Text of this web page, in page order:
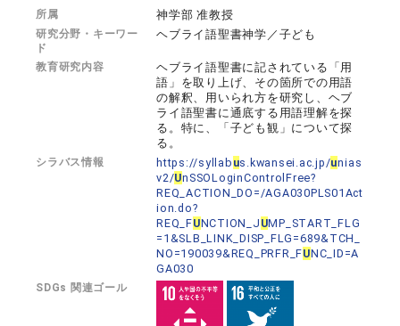
所属 神学部 准教授
研究分野・キーワー
ド
ヘブライ語聖書神学／子ども
教育研究内容
ヘブライ語聖書に記されている「用
語」を取り上げ、その箇所での用語
の解釈、用いられ方を研究し、ヘブ
ライ語聖書に通底する用語理解を探
る。特に、「子ども観」について探
る。
シラバス情報 https://syllab us.kwansei.ac.jp/unias
v2/UnSSOLoginControlFree?
REQ_ACTION_DO=/AGA030PLS01Act
ion.do?
REQ_FUNCTION_J UMP_START_FLG
=1&SLB_LINK_DISP_FLG=689&TCH_
NO=190039&REQ_PRFR_FUNC_ID=A
GA030
SDGs 関連ゴール